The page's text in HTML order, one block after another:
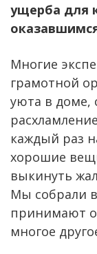
ущерба для
Многие
грамотной
уюта в доме,
каждый раз
хорошие
выкинуть
Мы собрали
принимают
многое